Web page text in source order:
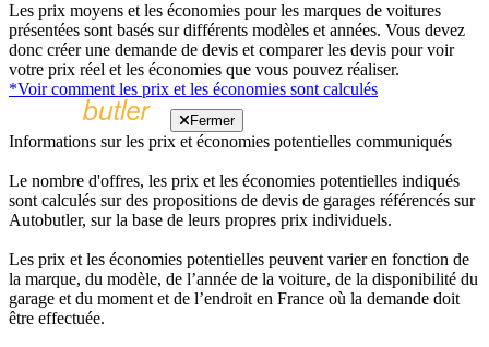
Les prix moyens et les économies pour les marques de voitures
présentées sont basés sur différents modèles et années. Vous devez
donc créer une demande de devis et comparer les devis pour voir
votre prix réel et les économies que vous pouvez réaliser.
*Voir comment les prix et les économies sont calculés
Fermer
Informations sur les prix et économies potentielles communiqués
Le nombre d'offres, les prix et les économies potentielles indiqués
sont calculés sur des propositions de devis de garages référencés sur
Autobutler, sur la base de leurs propres prix individuels.
Les prix et les économies potentielles peuvent varier en fonction de
la marque, du modèle, de l’année de la voiture, de la disponibilité du
garage et du moment et de l’endroit en France où la demande doit
être effectuée.